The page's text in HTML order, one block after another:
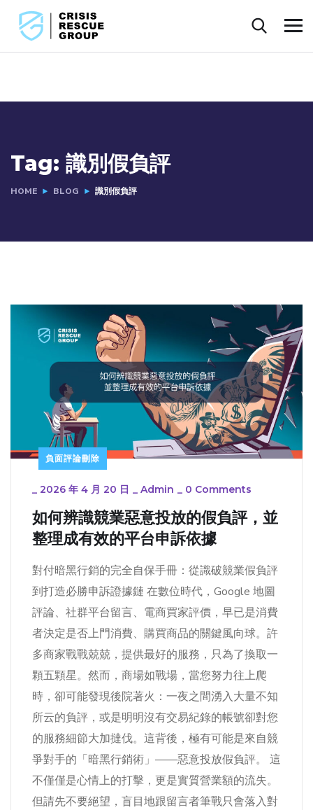
Tag: 識別假負評
HOME BLOG 識別假負評
負面評論刪除
_ 2026 年 4 月 20 日 _ Admin _ 0 Comments
如何辨識競業惡意投放的假負評，並
整理成有效的平台申訴依據
對付暗黑行銷的完全自保手冊：從識破競業假負評
到打造必勝申訴證據鏈 在數位時代，Google 地圖
評論、社群平台留言、電商買家評價，早已是消費
者決定是否上門消費、購買商品的關鍵風向球。許
多商家戰戰兢兢，提供最好的服務，只為了換取一
顆五顆星。然而，商場如戰場，當您努力往上爬
時，卻可能發現後院著火：一夜之間湧入大量不知
所云的負評，或是明明沒有交易紀錄的帳號卻對您
的服務細節大加撻伐。這背後，極有可能是來自競
爭對手的「暗黑行銷術」——惡意投放假負評。 這
不僅僅是心情上的打擊，更是實質營業額的流失。
但請先不要絕望，盲目地跟留言者筆戰只會落入對